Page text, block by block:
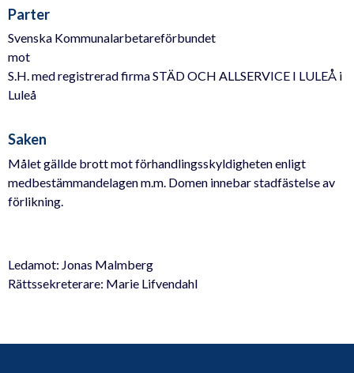
Parter
Svenska Kommunalarbetareförbundet
mot
S.H. med registrerad firma STÄD OCH ALLSERVICE I LULEÅ i
Luleå
Saken
Målet gällde brott mot förhandlingsskyldigheten enligt
medbestämmandelagen m.m. Domen innebar stadfästelse av
förlikning.
Ledamot: Jonas Malmberg
Rättssekreterare: Marie Lifvendahl